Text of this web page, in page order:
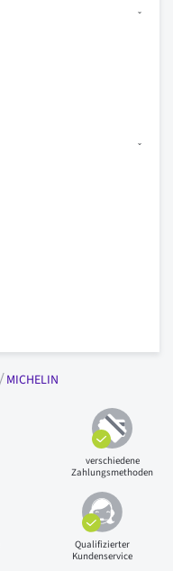
MICHELIN
verschiedene
Zahlungsmethoden
Qualifizierter
Kundenservice